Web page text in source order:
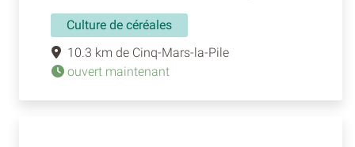
Culture de céréales
10.3 km de Cinq-Mars-la-Pile
ouvert maintenant